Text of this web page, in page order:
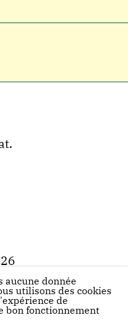
aucune donnée
utilisons des cookies
de
bon fonctionnement